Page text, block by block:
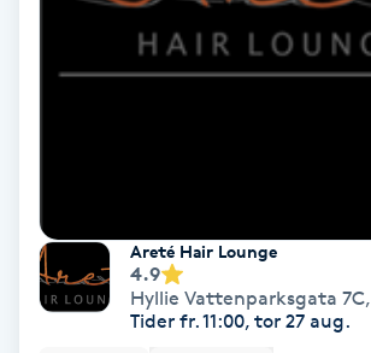
Fransrengöring
Friskvårdsmassage
Frisör
Areté Hair Lounge
4.9
Hyllie Vattenparksgata 7C,
Tider fr. 11:00, tor 27 aug.